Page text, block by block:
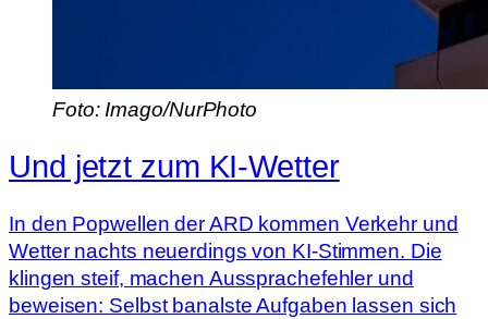
Foto: Imago/NurPhoto
Und jetzt zum KI-Wetter
In den Popwellen der ARD kommen Verkehr und
Wetter nachts neuerdings von KI-Stimmen. Die
klingen steif, machen Aussprachefehler und
beweisen: Selbst banalste Aufgaben lassen sich